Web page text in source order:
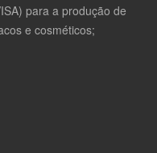
para a produção de
e cosméticos;